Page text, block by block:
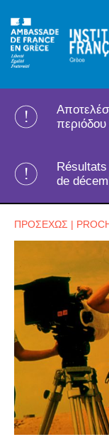
de
ΠΡΟΣΕΧΩΣ |